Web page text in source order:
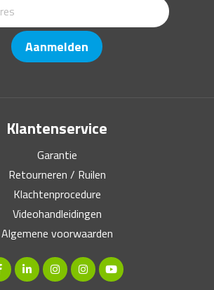
Aanmelden
Klantenservice
Garantie
Retourneren / Ruilen
Klachtenprocedure
Videohandleidingen
Algemene voorwaarden